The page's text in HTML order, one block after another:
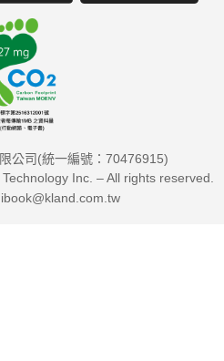
公司(統一編號：70476915)
Inc. – All rights reserved.